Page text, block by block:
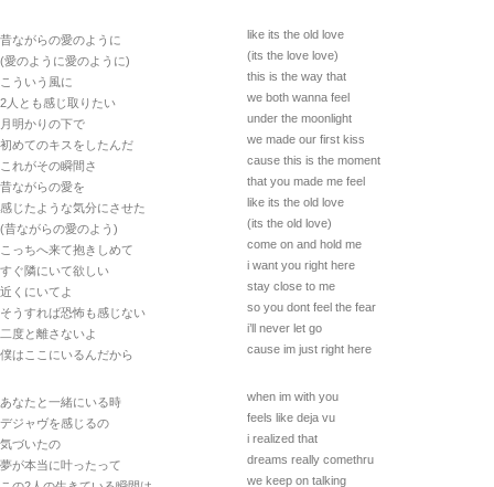
昔ながらの愛のように
(愛のように愛のように)
こういう風に
2人とも感じ取りたい
月明かりの下で
初めてのキスをしたんだ
これがその瞬間さ
昔ながらの愛を
感じたような気分にさせた
(昔ながらの愛のよう)
こっちへ来て抱きしめて
すぐ隣にいて欲しい
近くにいてよ
そうすれば恐怖も感じない
二度と離さないよ
僕はここにいるんだから
あなたと一緒にいる時
デジャヴを感じるの
気づいたの
夢が本当に叶ったって
like its the old love
(its the love love)
this is the way that
we both wanna feel
under the moonlight
we made our first kiss
cause this is the moment
that you made me feel
like its the old love
(its the old love)
come on and hold me
i want you right here
stay close to me
so you dont feel the fear
i’ll never let go
cause im just right here
when im with you
feels like deja vu
i realized that
dreams really comethru
we keep on talking